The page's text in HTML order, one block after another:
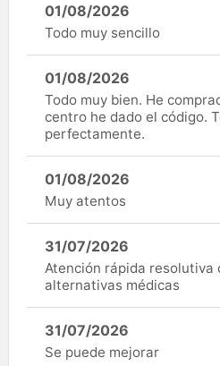
01/08/2026
Todo muy sencillo
01/08/2026
Todo muy bien. He
centro he dado el código.
perfectamente.
01/08/2026
Muy atentos
31/07/2026
Atención rápida resolutiva
alternativas médicas
31/07/2026
Se puede mejorar